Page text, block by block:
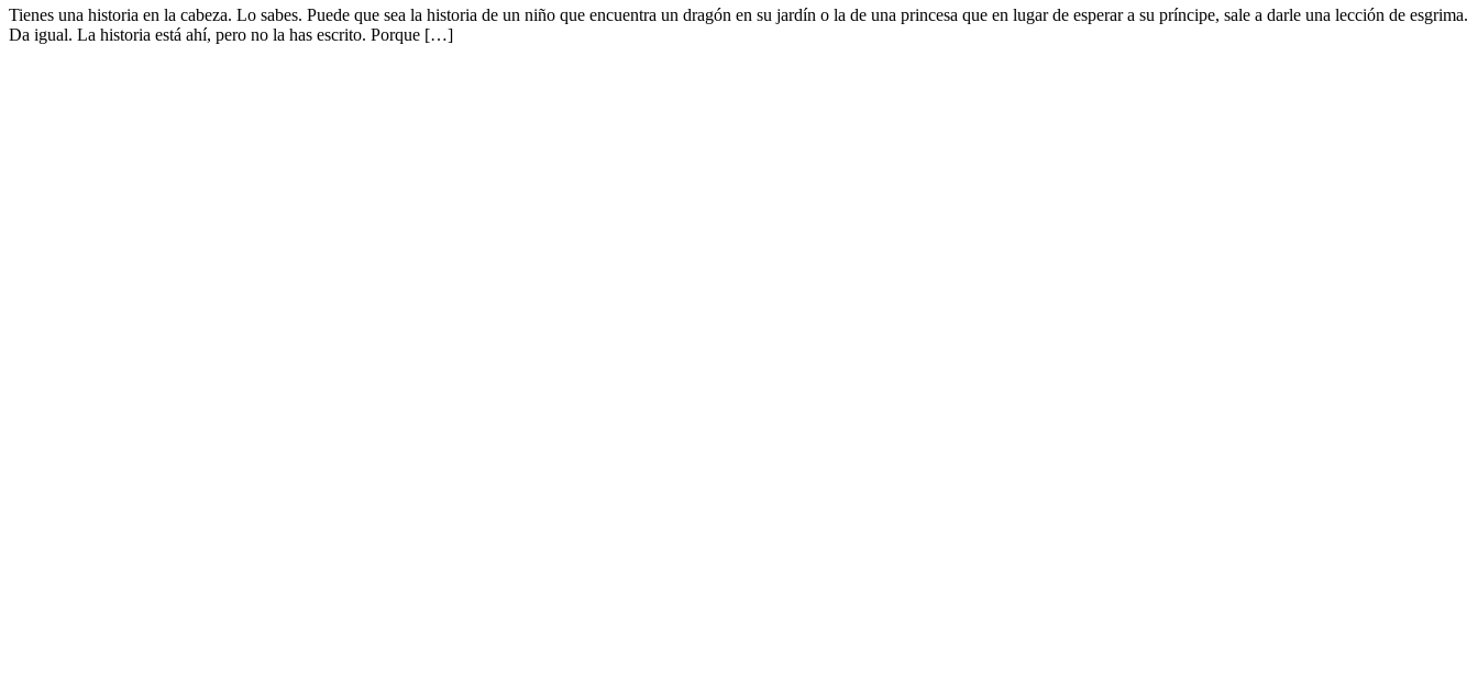
Tienes una historia en la cabeza. Lo sabes. Puede que sea la historia de un niño que encuentra un dragón en su jardín o la de una princesa que en lugar de esperar a su príncipe, sale a darle una lección de esgrima.
Da igual. La historia está ahí, pero no la has escrito. Porque […]